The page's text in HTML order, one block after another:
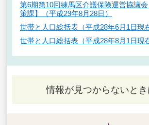
第6期第10回練馬区介護保険運営協議
策課】（平成29年8月28日）
世帯と人口総括表（平成28年6月1日現
世帯と人口総括表（平成28年8月1日現
情報が見つからないとき